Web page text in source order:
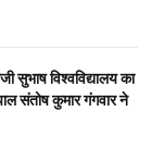
विश्वविद्यालय का
संतोष कुमार गंगवार ने